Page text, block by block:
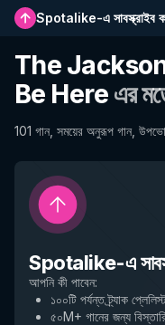
Spotalike-এ সাবস্ক্রাইব
The
Be Here এর
101 গান, সময়ের অনুরূপ গান,
Spotalike-এ
আপনি কী পাবেন:
১০০টি পর্যন্ত ট্র্যাক
৫০M+ গানের জন্য